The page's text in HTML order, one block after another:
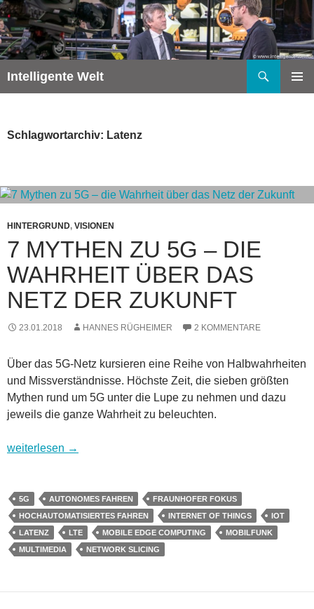
Zum
Inhalt
springen
Intelligente Welt
Schlagwortarchiv: Latenz
HINTERGRUND, VISIONEN
7 MYTHEN ZU 5G – DIE
WAHRHEIT ÜBER DAS
NETZ DER ZUKUNFT
23.01.2018 HANNES RÜGHEIMER 2 KOMMENTARE
Über das 5G-Netz kursieren eine Reihe von Halbwahrheiten
und Missverständnisse. Höchste Zeit, die sieben größten
Mythen rund um 5G unter die Lupe zu nehmen und dazu
jeweils die ganze Wahrheit zu beleuchten.
7 Mythen zu 5G – die Wahrheit über das Netz der Zukunft
weiterlesen →
5G AUTONOMES FAHREN
FRAUNHOFER FOKUS
HOCHAUTOMATISIERTES FAHREN
INTERNET OF THINGS
IOT
LATENZ
LTE MOBILE EDGE COMPUTING
MOBILFUNK
MULTIMEDIA
NETWORK SLICING